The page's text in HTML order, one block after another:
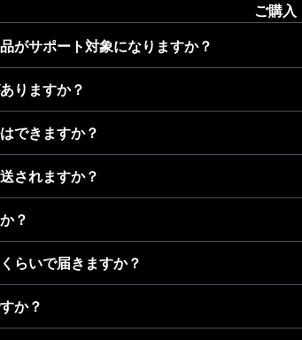
ご購入
がサポート対象になりますか？
りますか？
できますか？
されますか？
？
らいで届きますか？
か？